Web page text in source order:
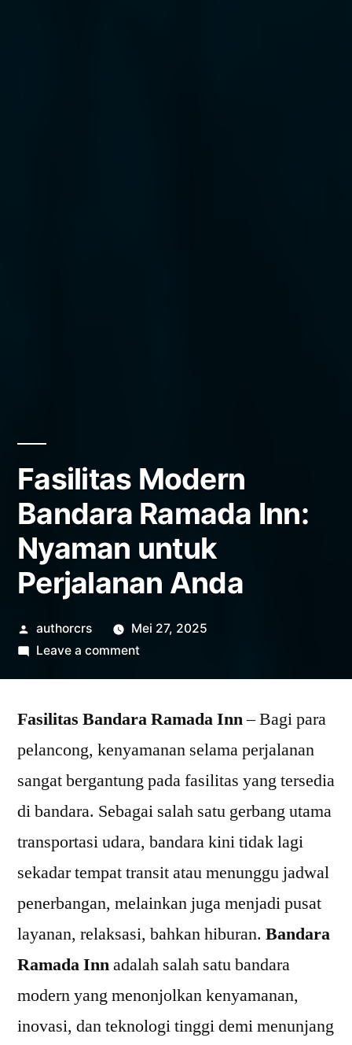
Fasilitas Modern
Bandara Ramada Inn:
Nyaman untuk
Perjalanan Anda
Posted
by
authorcrs
Mei 27, 2025
Leave a commenton
Bandara
Inn:
Nyaman
untuk
Perjalanan
Anda
Fasilitas Bandara Ramada Inn– Bagi para
pelancong, kenyamanan selama perjalanan
sangat bergantung pada fasilitas yang tersedia
di bandara. Sebagai salah satu gerbang utama
transportasi udara, bandara kini tidak lagi
sekadar tempat transit atau menunggu jadwal
penerbangan, melainkan juga menjadi pusat
layanan, relaksasi, bahkan hiburan. Bandara
Ramada Innadalah salah satu bandara
modern yang menonjolkan kenyamanan,
inovasi, dan teknologi tinggi demi menunjang